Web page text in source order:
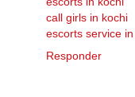
call girls in kochi
escorts service
Responder